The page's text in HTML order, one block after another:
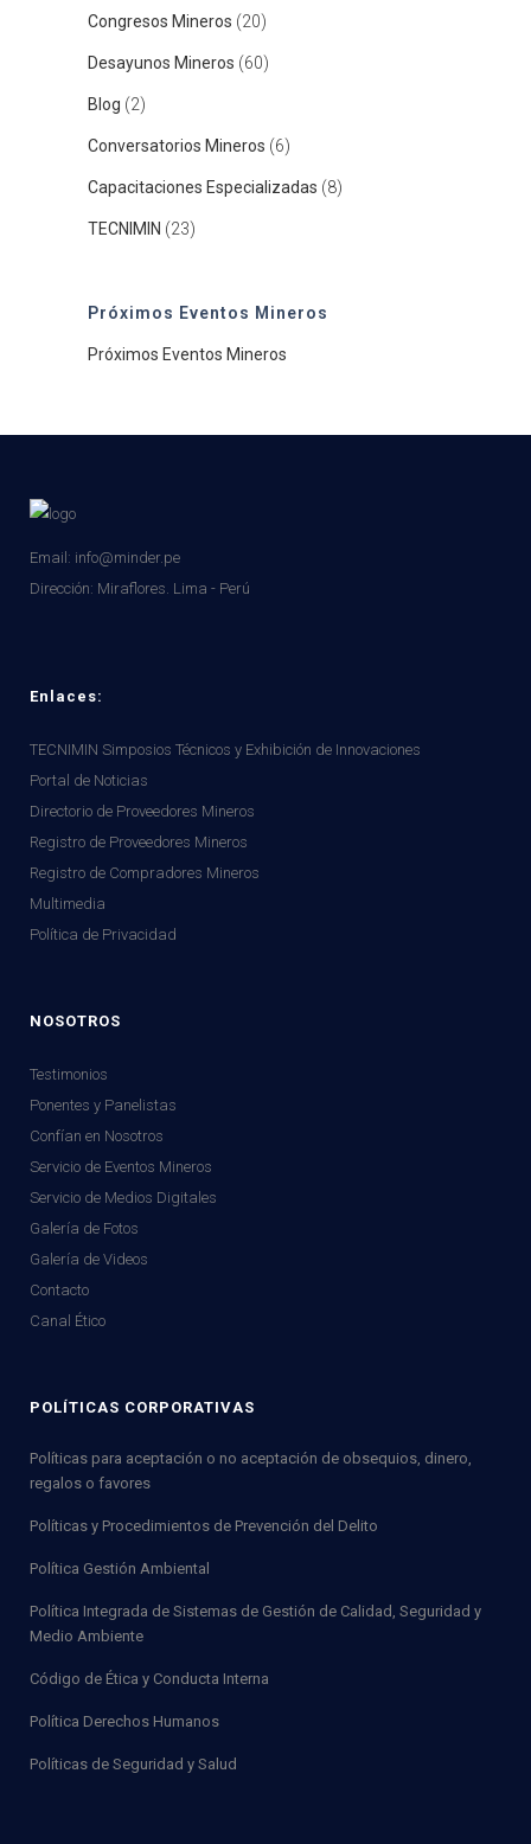
Congresos Mineros (20)
Desayunos Mineros (60)
Blog (2)
Conversatorios Mineros (6)
Capacitaciones Especializadas (8)
TECNIMIN (23)
Próximos Eventos Mineros
Próximos Eventos Mineros
Email: info@minder.pe
Dirección: Miraflores. Lima - Perú
Enlaces:
TECNIMIN Simposios Técnicos y Exhibición de Innovaciones
Portal de Noticias
Directorio de Proveedores Mineros
Registro de Proveedores Mineros
Registro de Compradores Mineros
Multimedia
Política de Privacidad
NOSOTROS
Testimonios
Ponentes y Panelistas
Confían en Nosotros
Servicio de Eventos Mineros
Servicio de Medios Digitales
Galería de Fotos
Galería de Videos
Contacto
Canal Ético
POLÍTICAS CORPORATIVAS
Políticas para aceptación o no aceptación de obsequios, dinero,
regalos o favores
Políticas y Procedimientos de Prevención del Delito
Política Gestión Ambiental
Política Integrada de Sistemas de Gestión de Calidad, Seguridad y
Medio Ambiente
Código de Ética y Conducta Interna
Política Derechos Humanos
Políticas de Seguridad y Salud